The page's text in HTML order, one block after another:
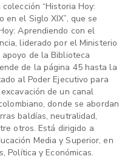
“Historia Hoy:
el Siglo XIX”, que se
Aprendiendo con el
liderado por el Ministerio
de la Biblioteca
de la página 45 hasta la
al Poder Ejecutivo para
de un canal
donde se abordan
baldías, neutralidad,
otros. Está dirigido a
Media y Superior, en
Política y Económicas.